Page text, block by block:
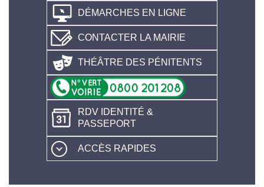
DÉMARCHES EN LIGNE
CONTACTER LA MAIRIE
THÉÂTRE DES PÉNITENTS
RDV IDENTITÉ &
PASSEPORT
ACCÈS RAPIDES